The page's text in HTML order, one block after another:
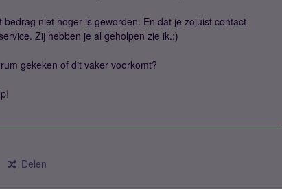
niet hoger is geworden. En dat je zojuist contact
Zij hebben je al geholpen zie ik.;)
gekeken of dit vaker voorkomt?
Delen